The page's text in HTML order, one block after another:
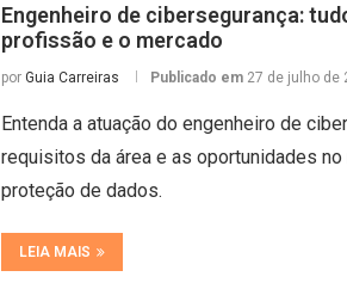
Engenheiro de cibersegurança:
profissão e o mercado
por Guia Carreiras Publicado em 27 de julho de
Entenda a atuação do engenheiro de
requisitos da área e as oportunidades no
proteção de dados.
LEIA MAIS